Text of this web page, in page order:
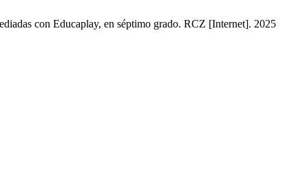
con Educaplay, en séptimo grado. RCZ [Internet]. 2025